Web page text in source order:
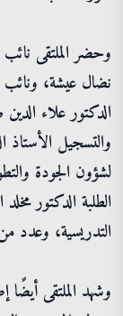
وحضر الملتقى
نضال عيشة، ونائب
الدكتور علاء
والتسجيل الأستاذ
لشؤون الجودة
الطلبة الدكتور
التدريسية، وعدد
وشهد الملتقى أيضًا